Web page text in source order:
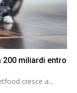
miliardi entro
cresce a...